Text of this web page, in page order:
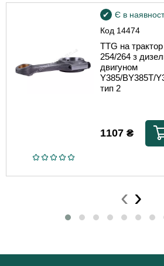
Код 14474
Є в
TTG на
254/264 з
двигуном
Y385/BY385T/
тип 2
1107 ₴
‹ ›